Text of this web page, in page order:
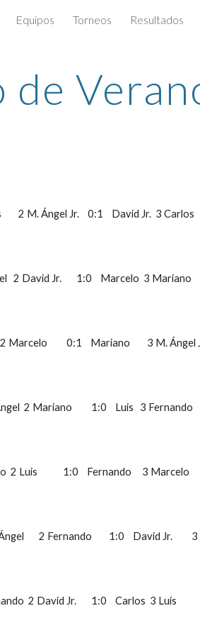
Equipos Torneos Resultados
de
2 M. Ángel Jr.    0:1    David Jr.  3
2 David Jr.       1:0    Marcelo  3
Marcelo         0:1    Mariano        3 M.
2 Mariano         1:0    Luis   3
2 Luis            1:0    Fernando     3
2 Fernando        1:0    David Jr.
2 David Jr.       1:0    Carlos  3 Luis